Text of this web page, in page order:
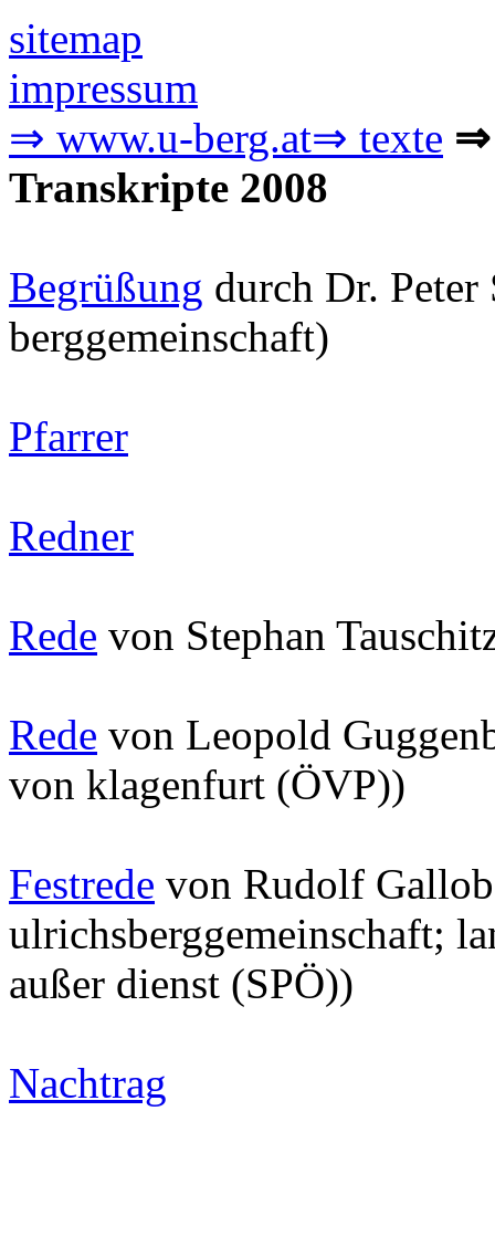
sitemap
impressum
⇒ www.u-berg.at⇒ texte ⇒
Transkripte 2008
Begrüßung durch Dr.
berggemeinschaft)
Pfarrer
Redner
Rede von Stephan
Rede von Leopold
von klagenfurt (ÖVP))
Festrede von Rudolf
ulrichsberggemeinschaft;
außer dienst (SPÖ))
Nachtrag